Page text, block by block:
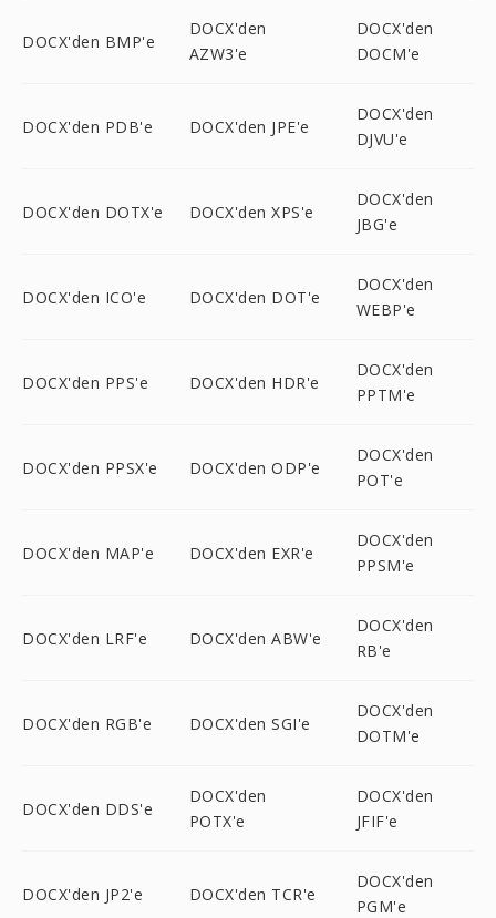
DOCX'den BMP'e
DOCX'den
AZW3'e
DOCX'den
DOCM'e
DOCX'den PDB'e DOCX'den JPE'e
DOCX'den
DJVU'e
DOCX'den DOTX'e DOCX'den XPS'e
DOCX'den
JBG'e
DOCX'den ICO'e DOCX'den DOT'e
DOCX'den
WEBP'e
DOCX'den PPS'e DOCX'den HDR'e
DOCX'den
PPTM'e
DOCX'den PPSX'e DOCX'den ODP'e
DOCX'den
POT'e
DOCX'den MAP'e DOCX'den EXR'e
DOCX'den
PPSM'e
DOCX'den LRF'e DOCX'den ABW'e
DOCX'den
RB'e
DOCX'den RGB'e DOCX'den SGI'e
DOCX'den
DOTM'e
DOCX'den DDS'e
DOCX'den
POTX'e
DOCX'den
JFIF'e
DOCX'den JP2'e DOCX'den TCR'e
DOCX'den
PGM'e